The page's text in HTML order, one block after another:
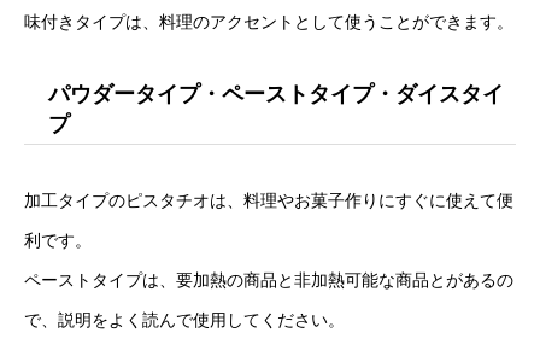
味付きタイプは、料理のアクセントとして使うことができます。
パウダータイプ・ペーストタイプ・ダイスタイ
プ
加工タイプのピスタチオは、料理やお菓子作りにすぐに使えて便
利です。
ペーストタイプは、要加熱の商品と非加熱可能な商品とがあるの
で、説明をよく読んで使用してください。